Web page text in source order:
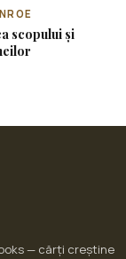
scopului și
— cărți creștine